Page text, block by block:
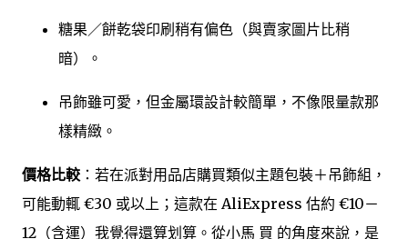
糖果／餅乾袋印刷稍有偏色（與賣家圖片比稍
暗）。
吊飾雖可愛，但金屬環設計較簡單，不像限量款那
樣精緻。
價格比較 ：若在派對用品店購買類似主題包裝＋吊飾組，
可能動輒 €30 或以上；這款在 AliExpress 估約 €10－
12（含運）我覺得還算划算。從小馬 買 的角度來說，是